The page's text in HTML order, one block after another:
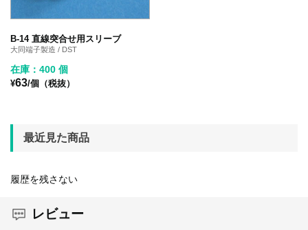
B-14 直線突合せ用スリーブ
大同端子製造 / DST
在庫：400 個
¥63/個（税抜）
最近見た商品
履歴を残さない
レビュー